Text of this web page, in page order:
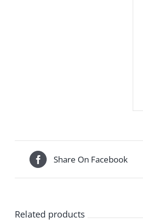
Share On Facebook
Related products